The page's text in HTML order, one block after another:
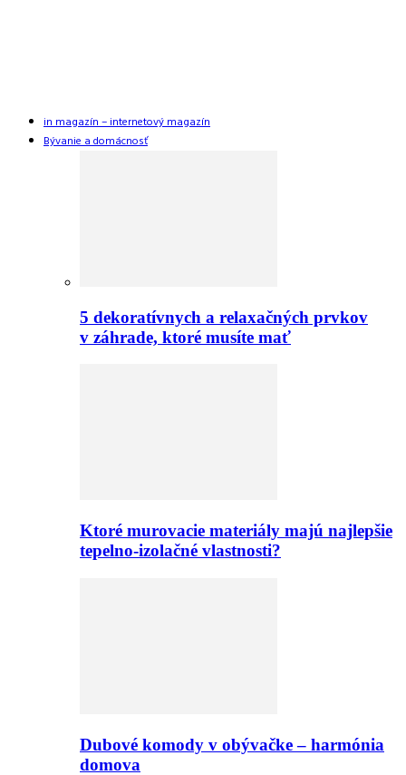
in magazín – internetový magazín
Bývanie a domácnosť
5 dekoratívnych a relaxačných prvkov
v záhrade, ktoré musíte mať
Ktoré murovacie materiály majú najlepšie
tepelno-izolačné vlastnosti?
Dubové komody v obývačke – harmónia
domova